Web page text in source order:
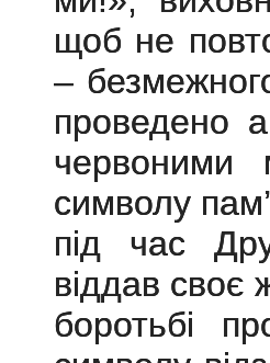
щоб не
–
проведено
червоними
символу
під час
віддав своє
боротьбі